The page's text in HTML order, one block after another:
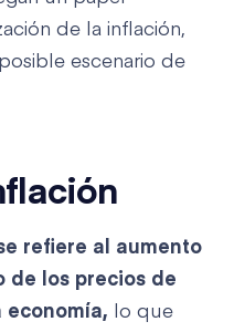
de la inflación,
escenario de
refiere al aumento
de los precios de
economía, lo que